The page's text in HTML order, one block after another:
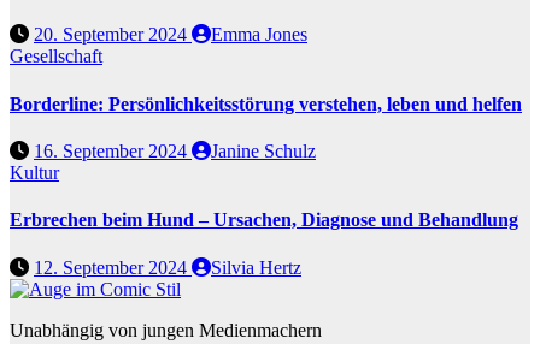
20. September 2024
Emma Jones
Gesellschaft
Borderline: Persönlichkeitsstörung verstehen, leben und helfen
16. September 2024
Janine Schulz
Kultur
Erbrechen beim Hund – Ursachen, Diagnose und Behandlung
12. September 2024 Silvia Hertz
Unabhängig von jungen Medienmachern